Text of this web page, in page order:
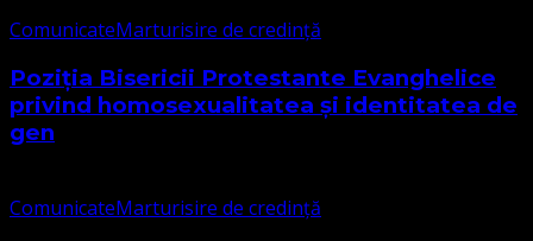
ComunicateMarturisire de credință
Poziția Bisericii Protestante Evanghelice
privind homosexualitatea și identitatea de
gen
ComunicateMarturisire de credință